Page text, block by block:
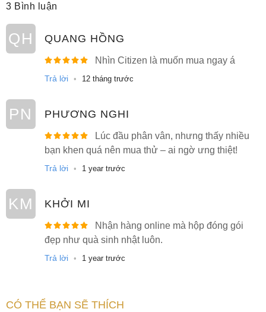
3 Bình luận
QH QUANG HỒNG
Nhìn Citizen là muốn mua ngay á
Trả lời • 12 tháng trước
PN PHƯƠNG NGHI
Lúc đầu phân vân, nhưng thấy nhiều
bạn khen quá nên mua thử – ai ngờ ưng thiệt!
Trả lời • 1 year trước
KM KHỞI MI
Nhận hàng online mà hộp đóng gói
đẹp như quà sinh nhật luôn.
Trả lời • 1 year trước
CÓ THỂ BẠN SẼ THÍCH